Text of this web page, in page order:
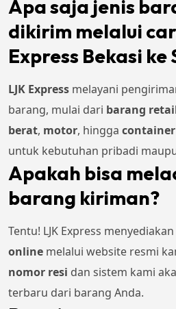
Apa saja jenis
dikirim melalui
Express Bekasi ke
LJK Express melayani
barang, mulai dari barang
berat, motor, hingga container
untuk kebutuhan pribadi
Apakah bisa
barang kiriman?
Tentu! LJK Express menyediakan
online melalui website resmi
nomor resi dan sistem kami
terbaru dari barang Anda.